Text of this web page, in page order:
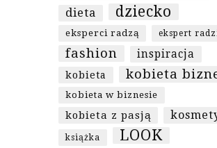
dieta dziecko
eksperci radzą ekspert
fashion inspiracja
kobieta kobieta
kobieta w biznesie
kobieta z pasją
książka
LOOK